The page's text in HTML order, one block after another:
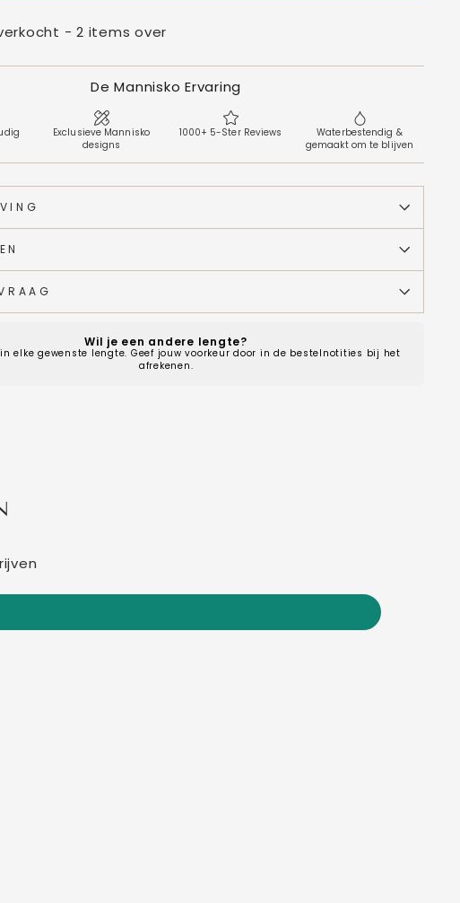
- 2 items over
De Mannisko Ervaring
Exclusieve Mannisko
designs
1000+ 5-Ster Reviews
Waterbestendig &
gemaakt om te blijven
Wil je een andere lengte?
elke gewenste lengte. Geef jouw voorkeur door in de bestelnotities bij het
afrekenen.